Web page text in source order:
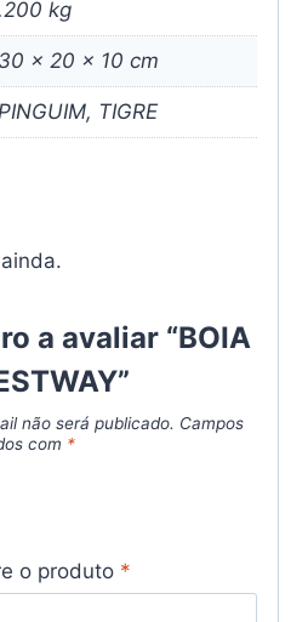
kg
30 × 20 × 10 cm
TIGRE
a avaliar “BOIA
não será publicado. Campos
com *
o produto *